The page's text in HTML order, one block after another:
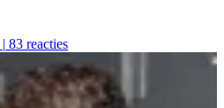
| 83 reacties